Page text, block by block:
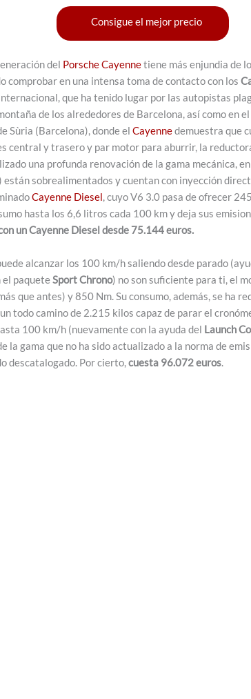
Consigue el mejor precio
del Porsche Cayennetiene más enjundia de
comprobar en una intensa toma de contacto con los
que ha tenido lugar por las autopistas
de los alrededores de Barcelona, así como en
Sùria (Barcelona), donde el Cayennedemuestra que
central y trasero y par motor para aburrir, la
una profunda renovación de la gama mecánica,
están sobrealimentados y cuentan con inyección
Cayenne Diesel, cuyo V6 3.0 pasa de ofrecer
hasta los 6,6 litros cada 100 km y deja sus
un Cayenne Diesel desde 75.144 euros.
alcanzar los 100 km/h saliendo desde parado
el paqueteSport Chrono) no son suficiente para ti, el
que antes) y 850 Nm. Su consumo, además, se ha
todo camino de 2.215 kilos capaz de parar el
100 km/h (nuevamente con la ayuda del Launch
la gama que no ha sido actualizado a la norma de
descatalogado. Por cierto,cuesta 96.072 euros.